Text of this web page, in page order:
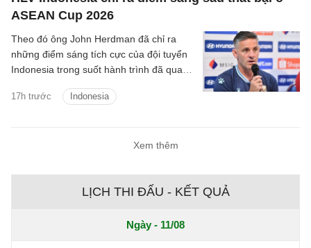
ASEAN Cup 2026
17h trước Indonesia
Theo đó ông John Herdman đã chỉ ra
những điểm sáng tích cực của đội tuyển
Indonesia trong suốt hành trình đã qua
Xem thêm
LỊCH THI ĐẤU - KẾT QUẢ
Ngày - 11/08